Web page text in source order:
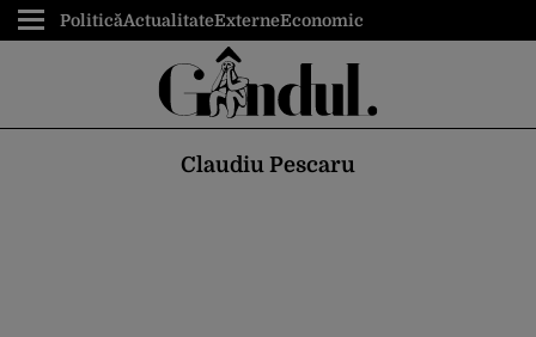
PoliticăActualitateExterneEconomic
Claudiu Pescaru